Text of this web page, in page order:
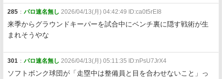
285 ： パロ速名無し 2026/04/13(月) 04:42:49 ID:ca0t5rEI8
来季からグラウンドキーパーを試合中にベンチ裏に隠す戦術が生
まれそうやな
301 ： パロ速名無し 2026/04/13(月) 05:11:35 ID:nPsU7JrX4
ソフトボンク球団が「走塁中は整備員と目を合わせないこと」っ